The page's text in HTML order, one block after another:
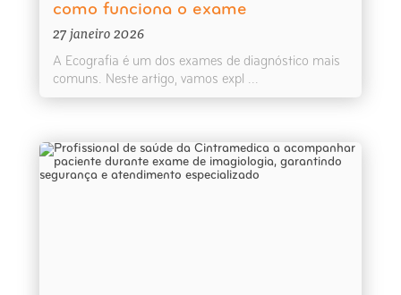
como funciona o exame
27 janeiro 2026
A Ecografia é um dos exames de diagnóstico mais
comuns. Neste artigo, vamos expl ...